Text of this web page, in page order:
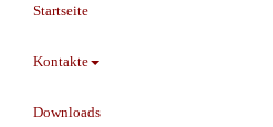
Startseite
Kontakte
Downloads